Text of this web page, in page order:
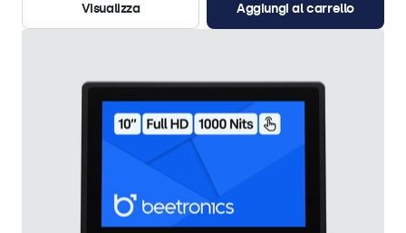
Visualizza
Aggiungi al carrello